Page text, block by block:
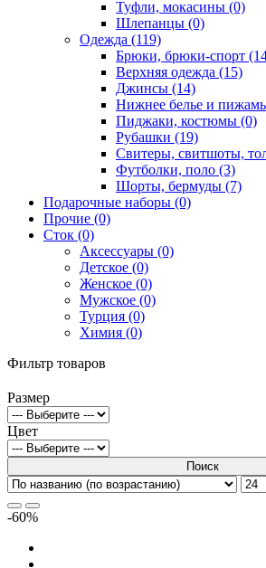
Туфли, мокасины (0)
Шлепанцы (0)
Одежда (119)
Брюки, брюки-спорт
Верхняя одежда (15)
Джинсы (14)
Нижнее белье и
Пиджаки, костюмы (0)
Рубашки (19)
Свитеры, свитшоты,
Футболки, поло (3)
Шорты, бермуды (7)
Подарочные наборы (0)
Прочие (0)
Сток (0)
Аксессуары (0)
Детское (0)
Женское (0)
Мужское (0)
Турция (0)
Химия (0)
Фильтр товаров
Размер
Цвет
Поиск
-60%